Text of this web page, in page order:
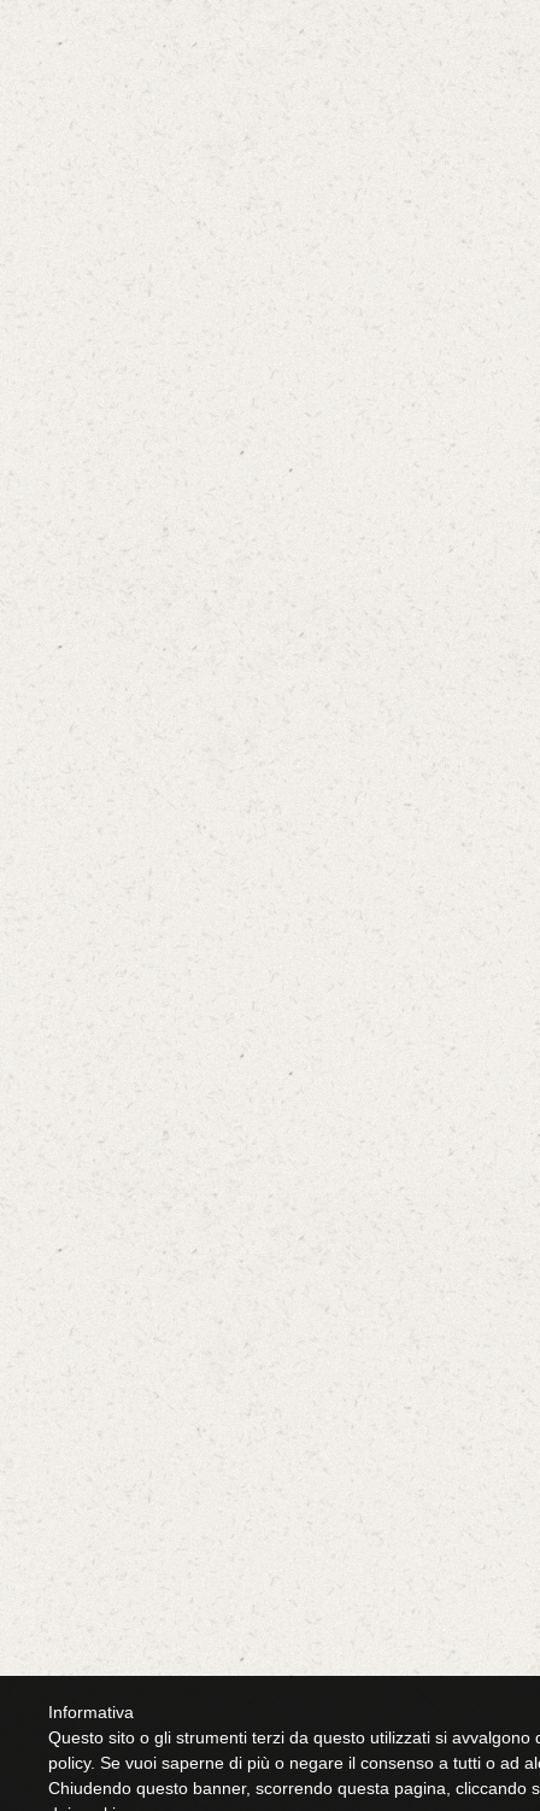
Informativa
Questo sito o gli strumenti terzi da questo utilizzati si
policy. Se vuoi saperne di più o negare il consenso a tutti o ad
Chiudendo questo banner, scorrendo questa pagina, cliccando